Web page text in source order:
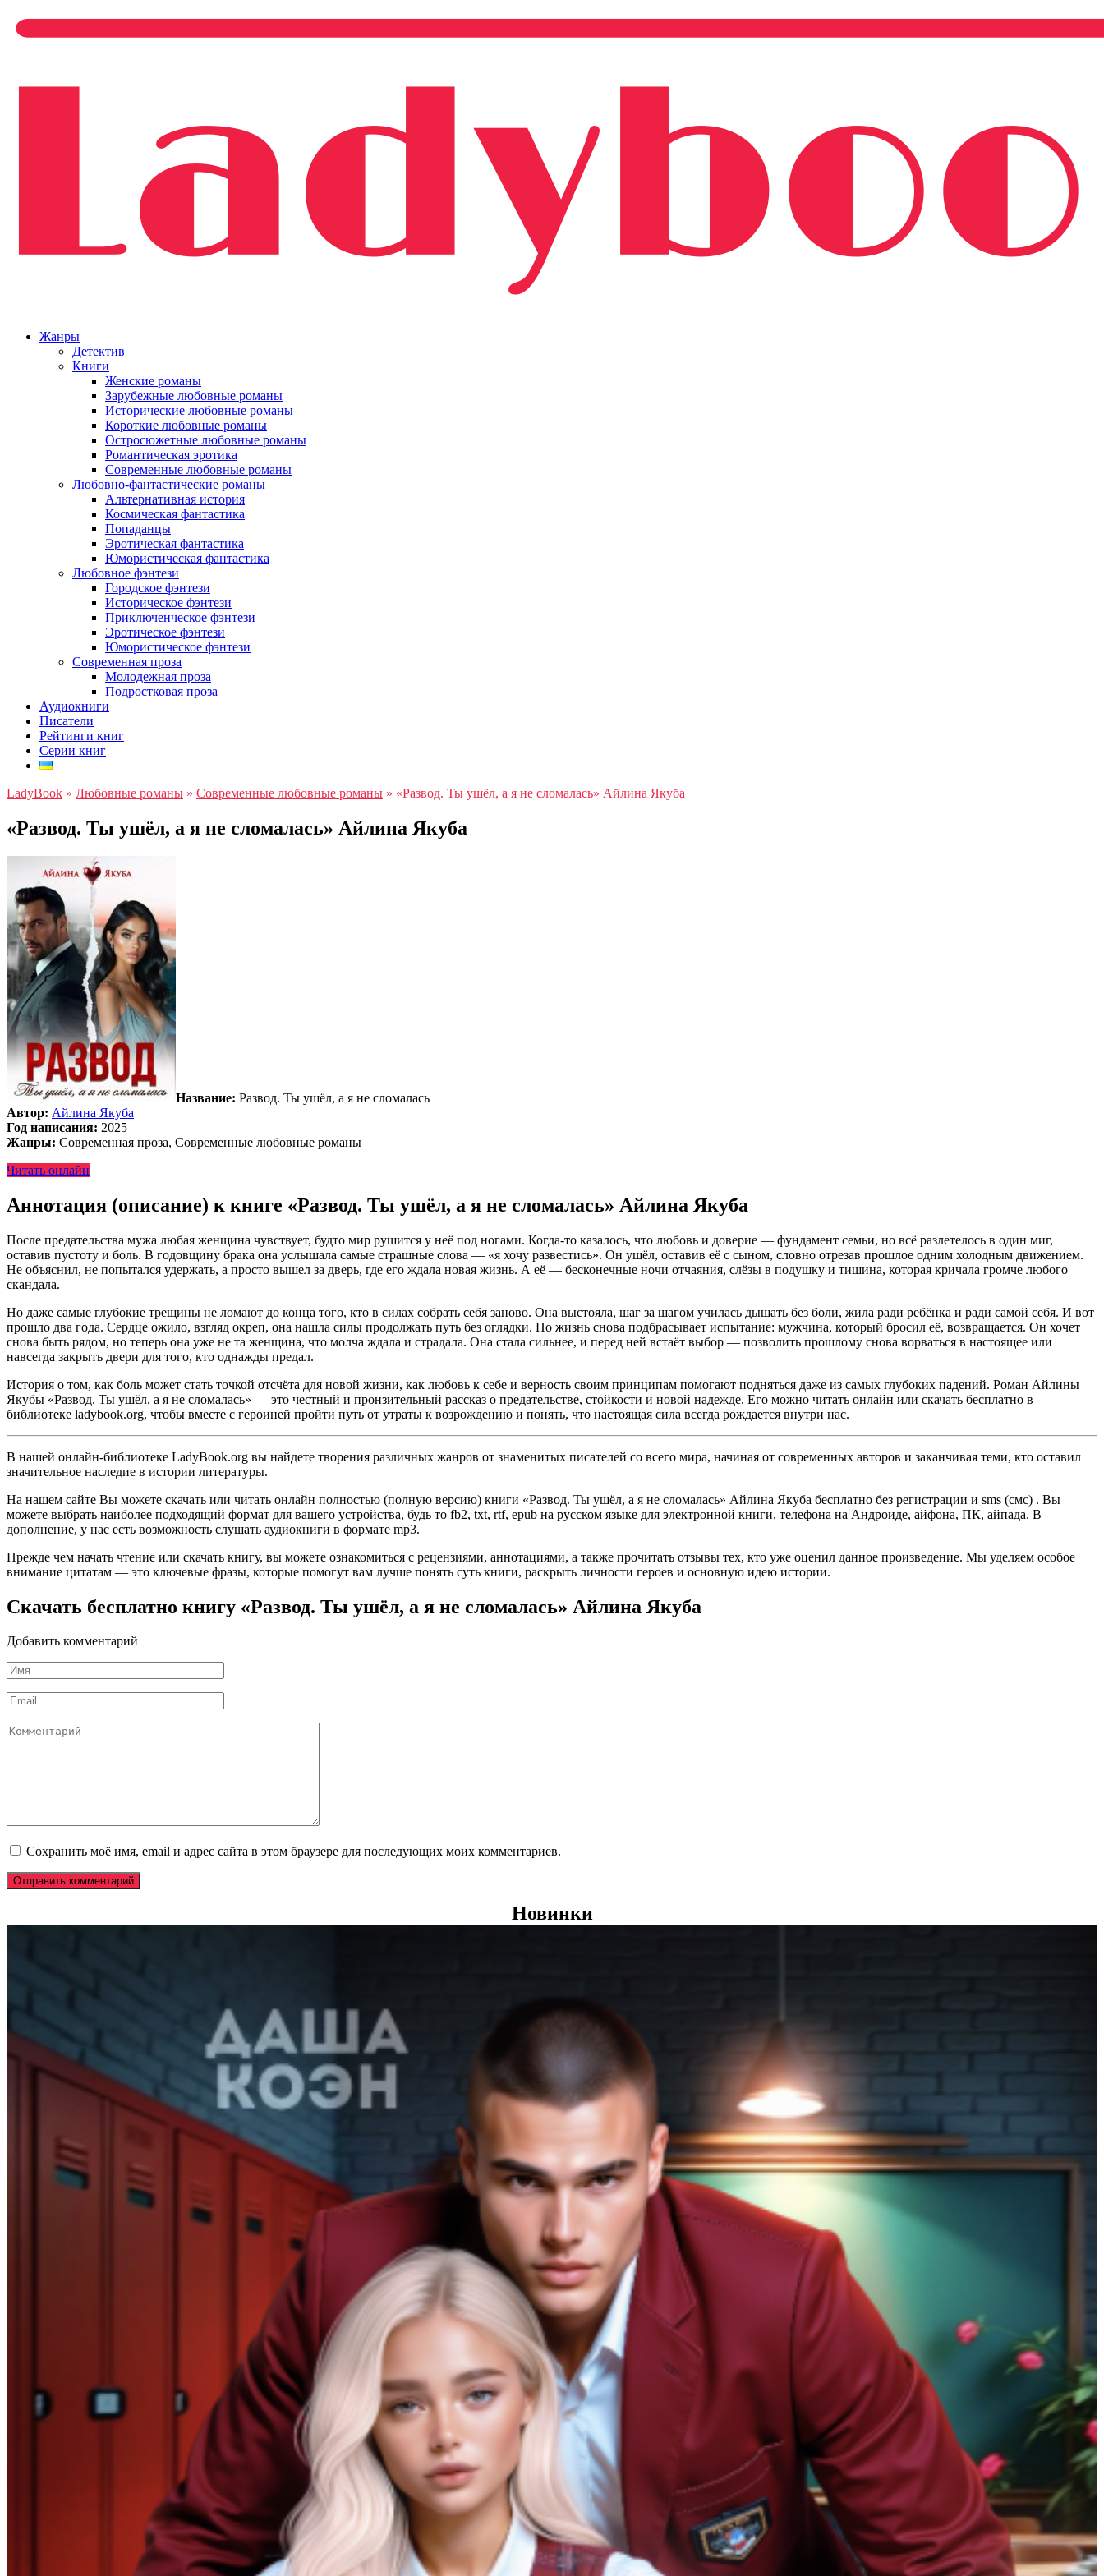
Жанры
Детектив
Книги
Женские романы
Зарубежные любовные романы
Исторические любовные романы
Короткие любовные романы
Остросюжетные любовные романы
Романтическая эротика
Современные любовные романы
Любовно-фантастические романы
Альтернативная история
Космическая фантастика
Попаданцы
Эротическая фантастика
Юмористическая фантастика
Любовное фэнтези
Городское фэнтези
Историческое фэнтези
Приключенческое фэнтези
Эротическое фэнтези
Юмористическое фэнтези
Современная проза
Молодежная проза
Подростковая проза
Аудиокниги
Писатели
Рейтинги книг
Серии книг
LadyBook » Любовные романы » Современные любовные романы » «Развод. Ты ушёл, а я не сломалась» Айлина Якуба
«Развод. Ты ушёл, а я не сломалась» Айлина Якуба
Название: Развод. Ты ушёл, а я не сломалась
Автор: Айлина Якуба
Год написания: 2025
Жанры: Современная проза, Современные любовные романы
Читать онлайн
Аннотация (описание) к книге «Развод. Ты ушёл, а я не сломалась» Айлина Якуба
После предательства мужа любая женщина чувствует, будто мир рушится у неё под ногами. Когда-то казалось, что любовь и доверие — фундамент семьи, но всё разлетелось в один миг,
оставив пустоту и боль. В годовщину брака она услышала самые страшные слова — «я хочу развестись». Он ушёл, оставив её с сыном, словно отрезав прошлое одним холодным движением.
Не объяснил, не попытался удержать, а просто вышел за дверь, где его ждала новая жизнь. А её — бесконечные ночи отчаяния, слёзы в подушку и тишина, которая кричала громче любого
скандала.
Но даже самые глубокие трещины не ломают до конца того, кто в силах собрать себя заново. Она выстояла, шаг за шагом училась дышать без боли, жила ради ребёнка и ради самой себя. И вот
прошло два года. Сердце ожило, взгляд окреп, она нашла силы продолжать путь без оглядки. Но жизнь снова подбрасывает испытание: мужчина, который бросил её, возвращается. Он хочет
снова быть рядом, но теперь она уже не та женщина, что молча ждала и страдала. Она стала сильнее, и перед ней встаёт выбор — позволить прошлому снова ворваться в настоящее или
навсегда закрыть двери для того, кто однажды предал.
История о том, как боль может стать точкой отсчёта для новой жизни, как любовь к себе и верность своим принципам помогают подняться даже из самых глубоких падений. Роман Айлины
Якубы «Развод. Ты ушёл, а я не сломалась» — это честный и пронзительный рассказ о предательстве, стойкости и новой надежде. Его можно читать онлайн или скачать бесплатно в
библиотеке ladybook.org, чтобы вместе с героиней пройти путь от утраты к возрождению и понять, что настоящая сила всегда рождается внутри нас.
В нашей онлайн-библиотеке LadyBook.org вы найдете творения различных жанров от знаменитых писателей со всего мира, начиная от современных авторов и заканчивая теми, кто оставил
значительное наследие в истории литературы.
На нашем сайте Вы можете скачать или читать онлайн полностью (полную версию) книги «Развод. Ты ушёл, а я не сломалась» Айлина Якуба бесплатно без регистрации и sms (смс) . Вы
можете выбрать наиболее подходящий формат для вашего устройства, будь то fb2, txt, rtf, epub на русском языке для электронной книги, телефона на Андроиде, айфона, ПК, айпада. В
дополнение, у нас есть возможность слушать аудиокниги в формате mp3.
Прежде чем начать чтение или скачать книгу, вы можете ознакомиться с рецензиями, аннотациями, а также прочитать отзывы тех, кто уже оценил данное произведение. Мы уделяем особое
внимание цитатам — это ключевые фразы, которые помогут вам лучше понять суть книги, раскрыть личности героев и основную идею истории.
Скачать бесплатно книгу «Развод. Ты ушёл, а я не сломалась» Айлина Якуба
Добавить комментарий
Имя
*
Email
*
Комментарий
Сохранить моё имя, email и адрес сайта в этом браузере для последующих моих комментариев.
Новинки